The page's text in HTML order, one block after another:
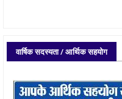
वार्षिक सदस्यता / आर्थिक सहयोग